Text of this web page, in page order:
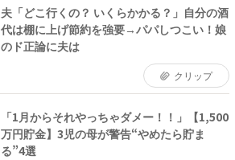
夫「どこ行くの？ いくらかかる？」自分の酒
代は棚に上げ節約を強要→パパしつこい！娘
のド正論に夫は
クリップ
「1月からそれやっちゃダメー！！」【1,500
万円貯金】3児の母が警告“やめたら貯ま
る”4選